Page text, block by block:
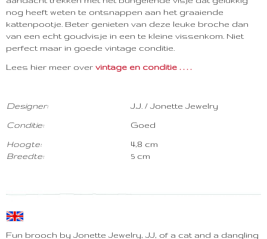
nog heeft weten te ontsnappen aan het graaiende
kattenpootje. Beter genieten van deze leuke broche dan
van een echt goudvisje in een te kleine vissenkom. Niet
perfect maar in goede vintage conditie.
Lees hier meer over vintage en conditie . . . .
Designer:
Conditie:
Hoogte:
Breedte:
J.J. / Jonette Jewelry
Goed
4,8 cm
5 cm
Fun brooch by Jonette Jewelry, JJ, of a cat and a dangling